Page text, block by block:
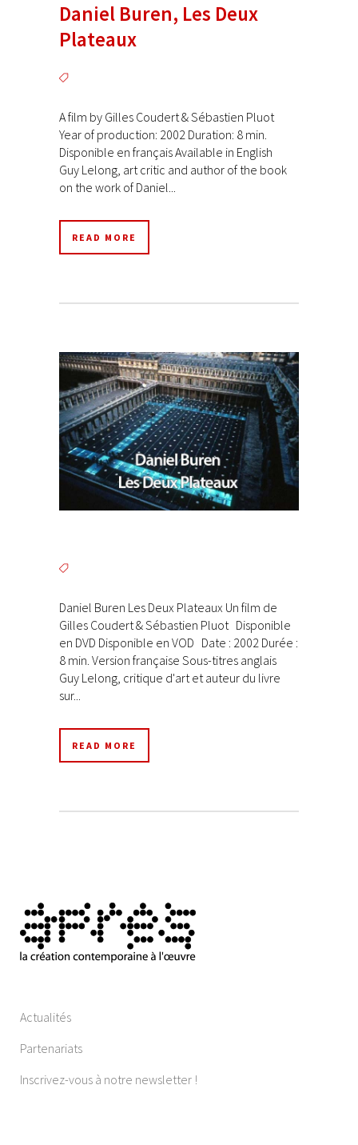
Daniel Buren, Les Deux
Plateaux
A film by Gilles Coudert & Sébastien Pluot
Year of production: 2002 Duration: 8 min.
Disponible en français Available in English
Guy Lelong, art critic and author of the book
on the work of Daniel...
READ MORE
Daniel Buren Les Deux Plateaux Un film de
Gilles Coudert & Sébastien Pluot Disponible
en DVD Disponible en VOD Date : 2002 Durée :
8 min. Version française Sous-titres anglais
Guy Lelong, critique d'art et auteur du livre
sur...
READ MORE
Actualités
Partenariats
Inscrivez-vous à notre newsletter !